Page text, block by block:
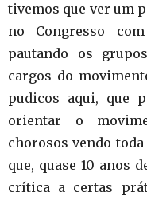
tivemos que ver um
no Congresso
pautando os
cargos do
pudicos aqui, que
orientar o
chorosos vendo
que, quase 10 anos
crítica a certas